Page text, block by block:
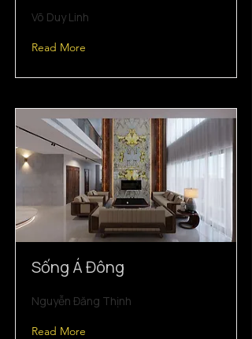
Võ Duy Linh
Read More
Sống Á Đông
Nguyễn Đăng Thịnh
Read More